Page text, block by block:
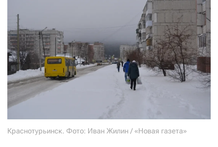
Краснотурьинск. Фото: Иван Жилин / «Новая газета»